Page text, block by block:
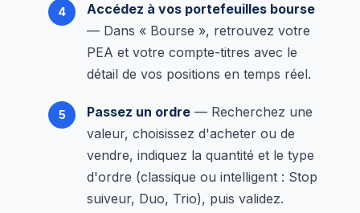
Accédez à vos portefeuilles bourse
— Dans « Bourse », retrouvez votre
PEA et votre compte-titres avec le
détail de vos positions en temps réel.
Passez un ordre — Recherchez une
valeur, choisissez d'acheter ou de
vendre, indiquez la quantité et le type
d'ordre (classique ou intelligent : Stop
suiveur, Duo, Trio), puis validez.